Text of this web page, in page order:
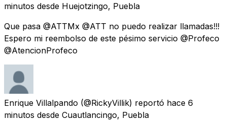
minutos desde Huejotzingo, Puebla
Que pasa @ATTMx @ATT no puedo realizar llamadas!!!
Espero mi reembolso de este pésimo servicio @Profeco
@AtencionProfeco
Enrique Villalpando (@RickyVillik) reportó hace 6
minutos desde Cuautlancingo, Puebla